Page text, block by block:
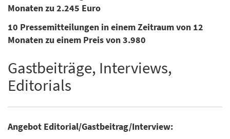
Monaten zu 2.245 Euro
10 Pressemitteilungen in einem Zeitraum von 12
Monaten zu einem Preis von 3.980
Gastbeiträge, Interviews,
Editorials
Angebot Editorial/Gastbeitrag/Interview: